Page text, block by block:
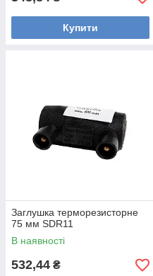
Купити
Заглушка терморезисторне
75 мм SDR11
В наявності
532,44 ₴